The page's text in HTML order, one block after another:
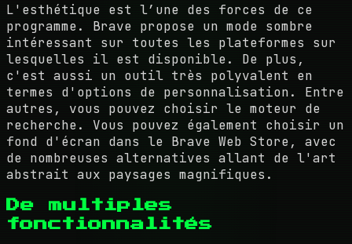
L'esthétique est l’une des forces de ce
programme. Brave propose un mode sombre
intéressant sur toutes les plateformes sur
lesquelles il est disponible. De plus,
c'est aussi un outil très polyvalent en
termes d'options de personnalisation. Entre
autres, vous pouvez choisir le moteur de
recherche. Vous pouvez également choisir un
fond d'écran dans le Brave Web Store, avec
de nombreuses alternatives allant de l'art
abstrait aux paysages magnifiques.
De multiples
fonctionnalités